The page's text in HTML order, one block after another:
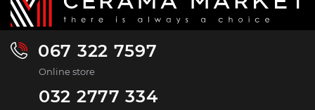
067 322 7597
Online store
032 2777 334